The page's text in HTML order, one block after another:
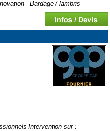
- Bardage / lambris -
Intervention sur :